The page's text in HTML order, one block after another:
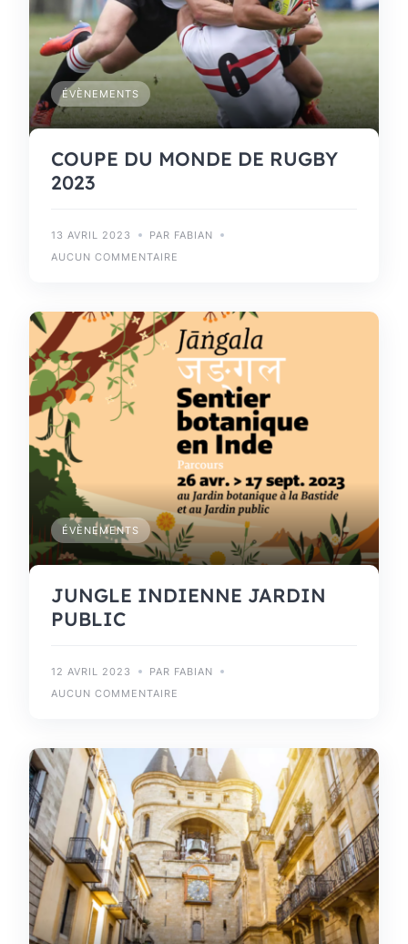
ÉVÈNEMENTS
COUPE DU MONDE DE RUGBY
2023
13 AVRIL 2023
PAR FABIAN
AUCUN COMMENTAIRE
ÉVÈNEMENTS
JUNGLE INDIENNE JARDIN
PUBLIC
12 AVRIL 2023
PAR FABIAN
AUCUN COMMENTAIRE